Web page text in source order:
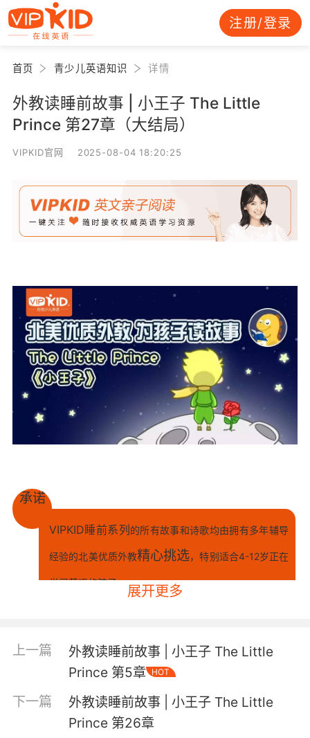
注册/登录
首页 青少儿英语知识 详情
外教读睡前故事 | 小王子 The Little
Prince 第27章（大结局）
VIPKID官网 2025-08-04 18:20:25
承诺
VIPKID睡前系列的所有故事和诗歌均由拥有多年辅导
经验的北美优质外教精心挑选，特别适合4-12岁正在
学习英语的孩子。
音标准。
《小王子》The LittlePrince讲述的是一个美丽的伤感故事。
展开更多
上一篇
外教读睡前故事 | 小王子 The Little
Prince 第5章
HOT
下一篇
外教读睡前故事 | 小王子 The Little
Prince 第26章